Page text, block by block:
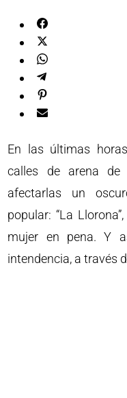
En las últimas
calles de arena de
afectarlas un
popular: “La
mujer en pena. Y
intendencia, a través